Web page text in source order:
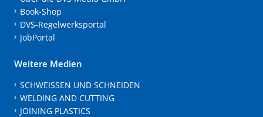
Book-Shop
DVS-Regelwerksportal
JobPortal
Weitere Medien
SCHWEISSEN UND SCHNEIDEN
WELDING AND CUTTING
JOINING PLASTICS